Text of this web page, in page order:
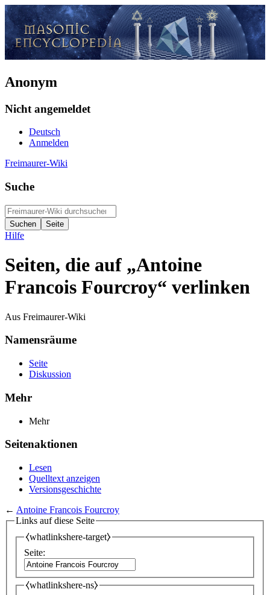
Anonym
Nicht angemeldet
Deutsch
Anmelden
Freimaurer-Wiki
Suche
Hilfe
Seiten, die auf „Antoine
Francois Fourcroy“ verlinken
Aus Freimaurer-Wiki
Namensräume
Seite
Diskussion
Mehr
Mehr
Seitenaktionen
Lesen
Quelltext anzeigen
Versionsgeschichte
← Antoine Francois Fourcroy
Links auf diese Seite
⧼whatlinkshere-target⧽
Seite:
⧼whatlinkshere-ns⧽